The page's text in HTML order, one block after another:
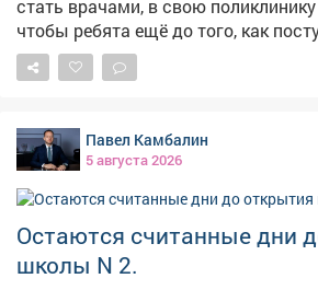
стать врачами, в свою
чтобы ребята ещё до того, как
медицинские колледжи и вузы,
себя белые халаты - в прямом и
Павел Камбалин
5 августа 2026
Остаются считанные дни
школы N 2.